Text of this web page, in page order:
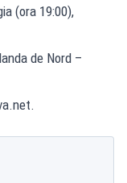
(ora 19:00),
de Nord –